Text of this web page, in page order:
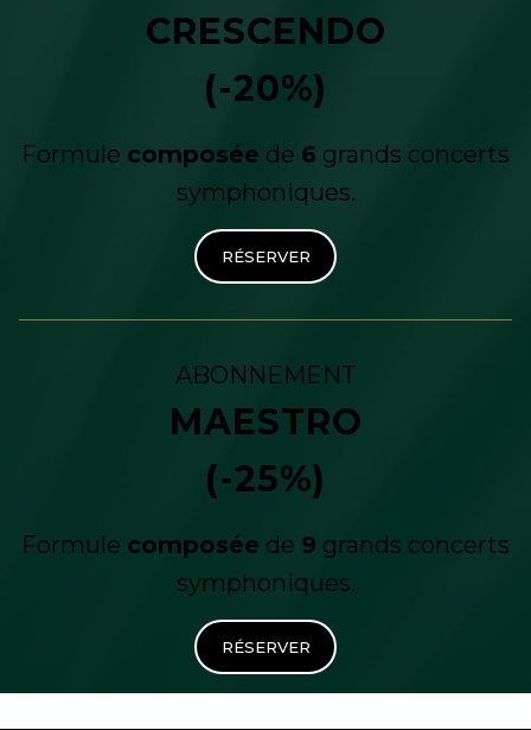
CRESCENDO
(-20%)
Formule composée de 6 grands concerts
symphoniques.
RÉSERVER
ABONNEMENT
MAESTRO
(-25%)
Formule composée de 9 grands concerts
symphoniques.
RÉSERVER